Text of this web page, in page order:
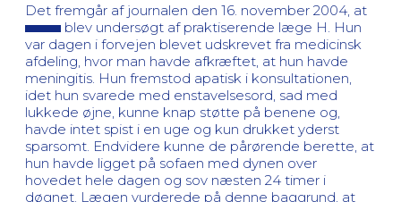
Det fremgår af journalen den 16. november 2004, at
blev undersøgt af praktiserende læge H. Hun
var dagen i forvejen blevet udskrevet fra medicinsk
afdeling, hvor man havde afkræftet, at hun havde
meningitis. Hun fremstod apatisk i konsultationen,
idet hun svarede med enstavelsesord, sad med
lukkede øjne, kunne knap støtte på benene og,
havde intet spist i en uge og kun drukket yderst
sparsomt. Endvidere kunne de pårørende berette, at
hun havde ligget på sofaen med dynen over
hovedet hele dagen og sov næsten 24 timer i
døgnet. Lægen vurderede på denne baggrund, at